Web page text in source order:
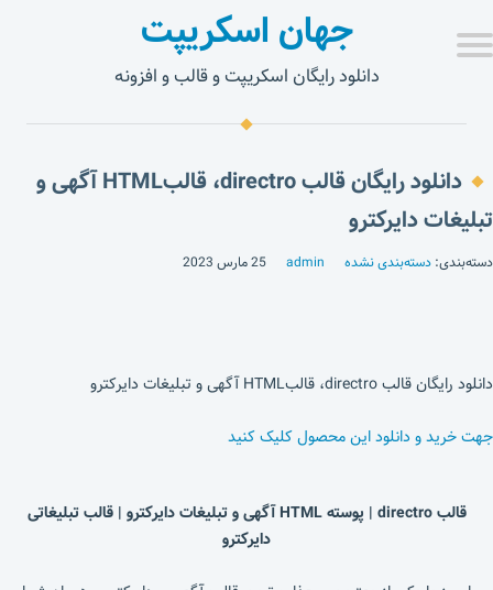
جهان اسکریپت
دانلود رایگان اسکریپت و قالب و افزونه
دانلود رایگان قالب directro، قالبHTML آگهی و
تبلیغات دایرکترو
دسته‌بندی: دسته‌بندی نشده admin 25 مارس 2023
دانلود رایگان قالب directro، قالبHTML آگهی و تبلیغات دایرکترو
جهت خرید و دانلود این محصول کلیک کنید
قالب directro | پوسته HTML آگهی و تبلیغات دایرکترو | قالب تبلیغاتی
دایرکترو